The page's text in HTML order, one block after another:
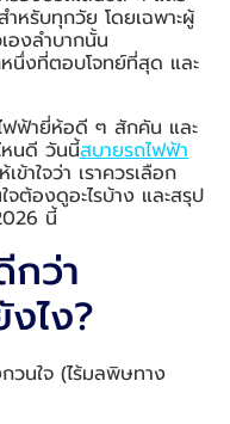
หรับทุกวัย โดยเฉพาะผู้
องลำบากนั้น
หนึ่งที่ตอบโจทย์ที่สุด และ
ฟฟ้ายี่ห้อดี ๆ สักคัน และ
หนดี วันนี้สบายรถไฟฟ้า
าใจว่า เราควรเลือก
ต้องดูอะไรบ้าง และสรุป
นี้
กว่า
ไง?
วนใจ (ไร้มลพิษทาง